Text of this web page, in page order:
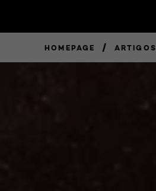
HOMEPAGE / ARTIGOS